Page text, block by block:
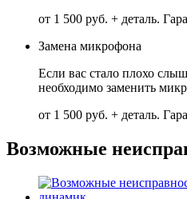
от 1 500 руб. + деталь.
Замена микрофона
Если вас стало плохо
необходимо заменить
от 1 500 руб. + деталь.
Возможные